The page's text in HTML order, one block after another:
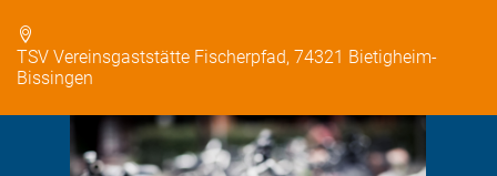
TSV Vereinsgaststätte Fischerpfad, 74321 Bietigheim-
Bissingen